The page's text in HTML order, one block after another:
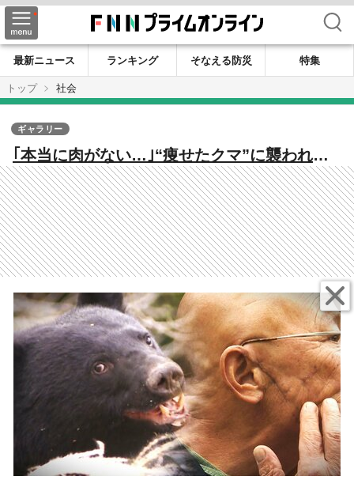
検索
最新ニュース ランキング そなえる防災
特集
トップ
社会
｢本当に肉がない…｣“痩せたクマ”に襲われた
男性が当時の状況語る 駆除進める自治体に
は“苦情電話”｢素手で対応しろ｣
ギャラリー